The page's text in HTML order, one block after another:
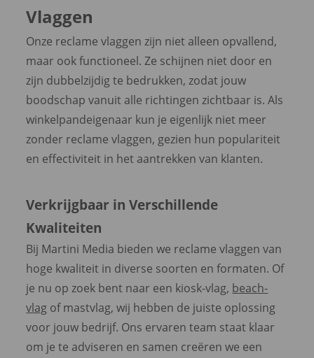
Vlaggen
Onze reclame vlaggen zijn niet alleen opvallend,
maar ook functioneel. Ze schijnen niet door en
zijn dubbelzijdig te bedrukken, zodat jouw
boodschap vanuit alle richtingen zichtbaar is. Als
winkelpandeigenaar kun je eigenlijk niet meer
zonder reclame vlaggen, gezien hun populariteit
en effectiviteit in het aantrekken van klanten.
Verkrijgbaar in Verschillende
Kwaliteiten
Bij Martini Media bieden we reclame vlaggen van
hoge kwaliteit in diverse soorten en formaten. Of
je nu op zoek bent naar een kiosk-vlag, beach-
vlag of mastvlag, wij hebben de juiste oplossing
voor jouw bedrijf. Ons ervaren team staat klaar
om je te adviseren en samen creëren we een